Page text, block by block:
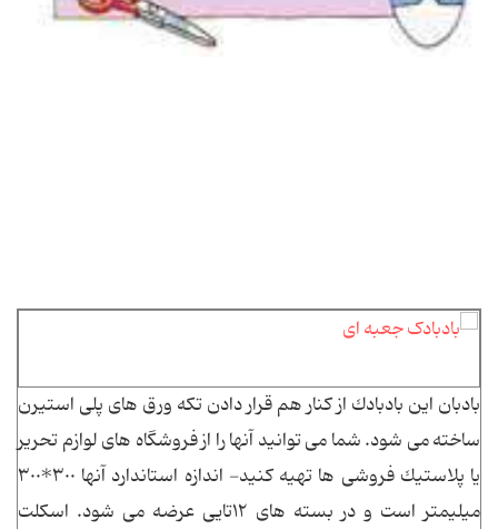
بادبان این بادبادك از كنار هم قرار دادن تكه ورق های پلی استیرن
ساخته می شود. شما می توانید آنها را از فروشگاه های لوازم تحریر
یا پلاستیك فروشی ها تهیه كنید- اندازه استاندارد آنها ٣٠٠*٣٠٠
میلیمتر است و در بسته های ١٢تایی عرضه می شود. اسكلت